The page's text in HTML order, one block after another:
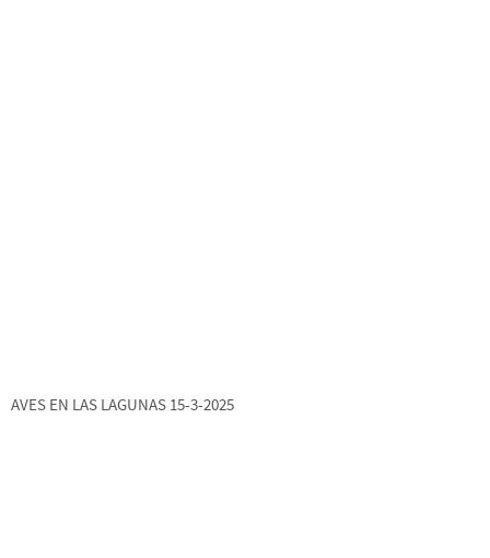
AVES EN LAS LAGUNAS 15-3-2025